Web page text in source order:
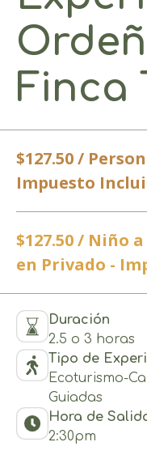
Finca
$127.50 /
Impuesto
$127.50 / Niño
en Privado -
Duración
2.5 o 3 horas
Tipo de
Ecoturismo-
Guiadas
Hora de
2:30pm